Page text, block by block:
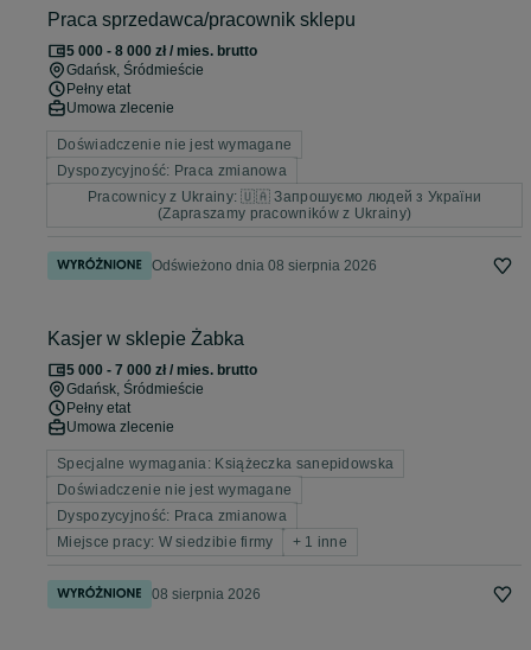
Praca sprzedawca/pracownik sklepu
5 000 - 8 000 zł / mies. brutto
Gdańsk, Śródmieście
Pełny etat
Umowa zlecenie
Doświadczenie nie jest wymagane
Dyspozycyjność: Praca zmianowa
Pracownicy z Ukrainy: 🇺🇦 Запрошуємо людей з України
(Zapraszamy pracowników z Ukrainy)
Odświeżono dnia 08 sierpnia 2026
Kasjer w sklepie Żabka
5 000 - 7 000 zł / mies. brutto
Gdańsk, Śródmieście
Pełny etat
Umowa zlecenie
Specjalne wymagania: Książeczka sanepidowska
Doświadczenie nie jest wymagane
Dyspozycyjność: Praca zmianowa
Miejsce pracy: W siedzibie firmy
+ 1 inne
08 sierpnia 2026